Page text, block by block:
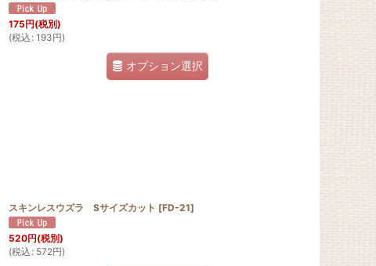
175円(税別)
(税込 : 193円)
オプション選択
スキンレスウズラ Sサイズカット [FD-21]
520円(税別)
(税込 : 572円)